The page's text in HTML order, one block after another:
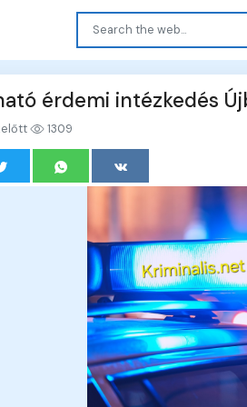
érdemi intézkedés
1309